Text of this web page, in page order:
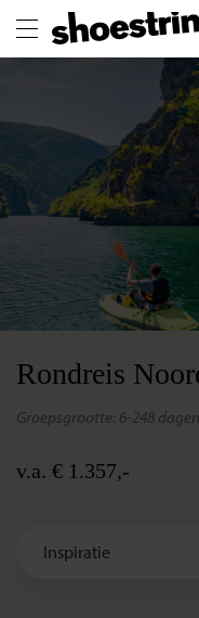
Rondreis
v.a. € 1.357,-
groepsgrootte: 6-24 8 dagen